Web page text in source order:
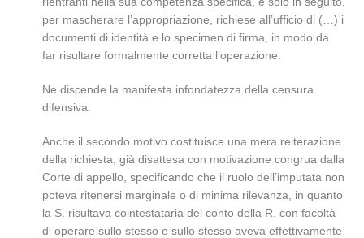
per mascherare l’appropriazione, richiese all’ufficio di (…) i
documenti di identità e lo specimen di firma, in modo da
far risultare formalmente corretta l’operazione.
Ne discende la manifesta infondatezza della censura
difensiva.
Anche il secondo motivo costituisce una mera reiterazione
della richiesta, già disattesa con motivazione congrua dalla
Corte di appello, specificando che il ruolo dell’imputata non
poteva ritenersi marginale o di minima rilevanza, in quanto
la S. risultava cointestataria del conto della R. con facoltà
di operare sullo stesso e sullo stesso aveva effettivamente